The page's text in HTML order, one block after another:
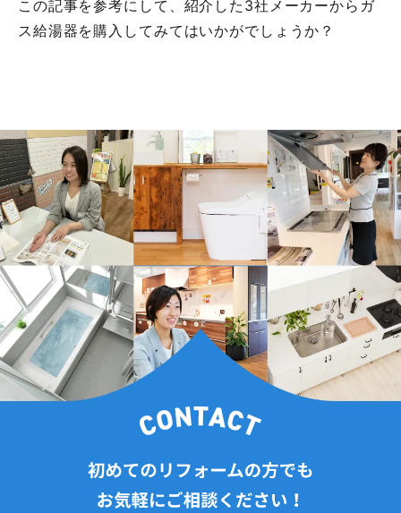
この記事を参考にして、紹介した3社メーカーからガ
ス給湯器を購入してみてはいかがでしょうか？